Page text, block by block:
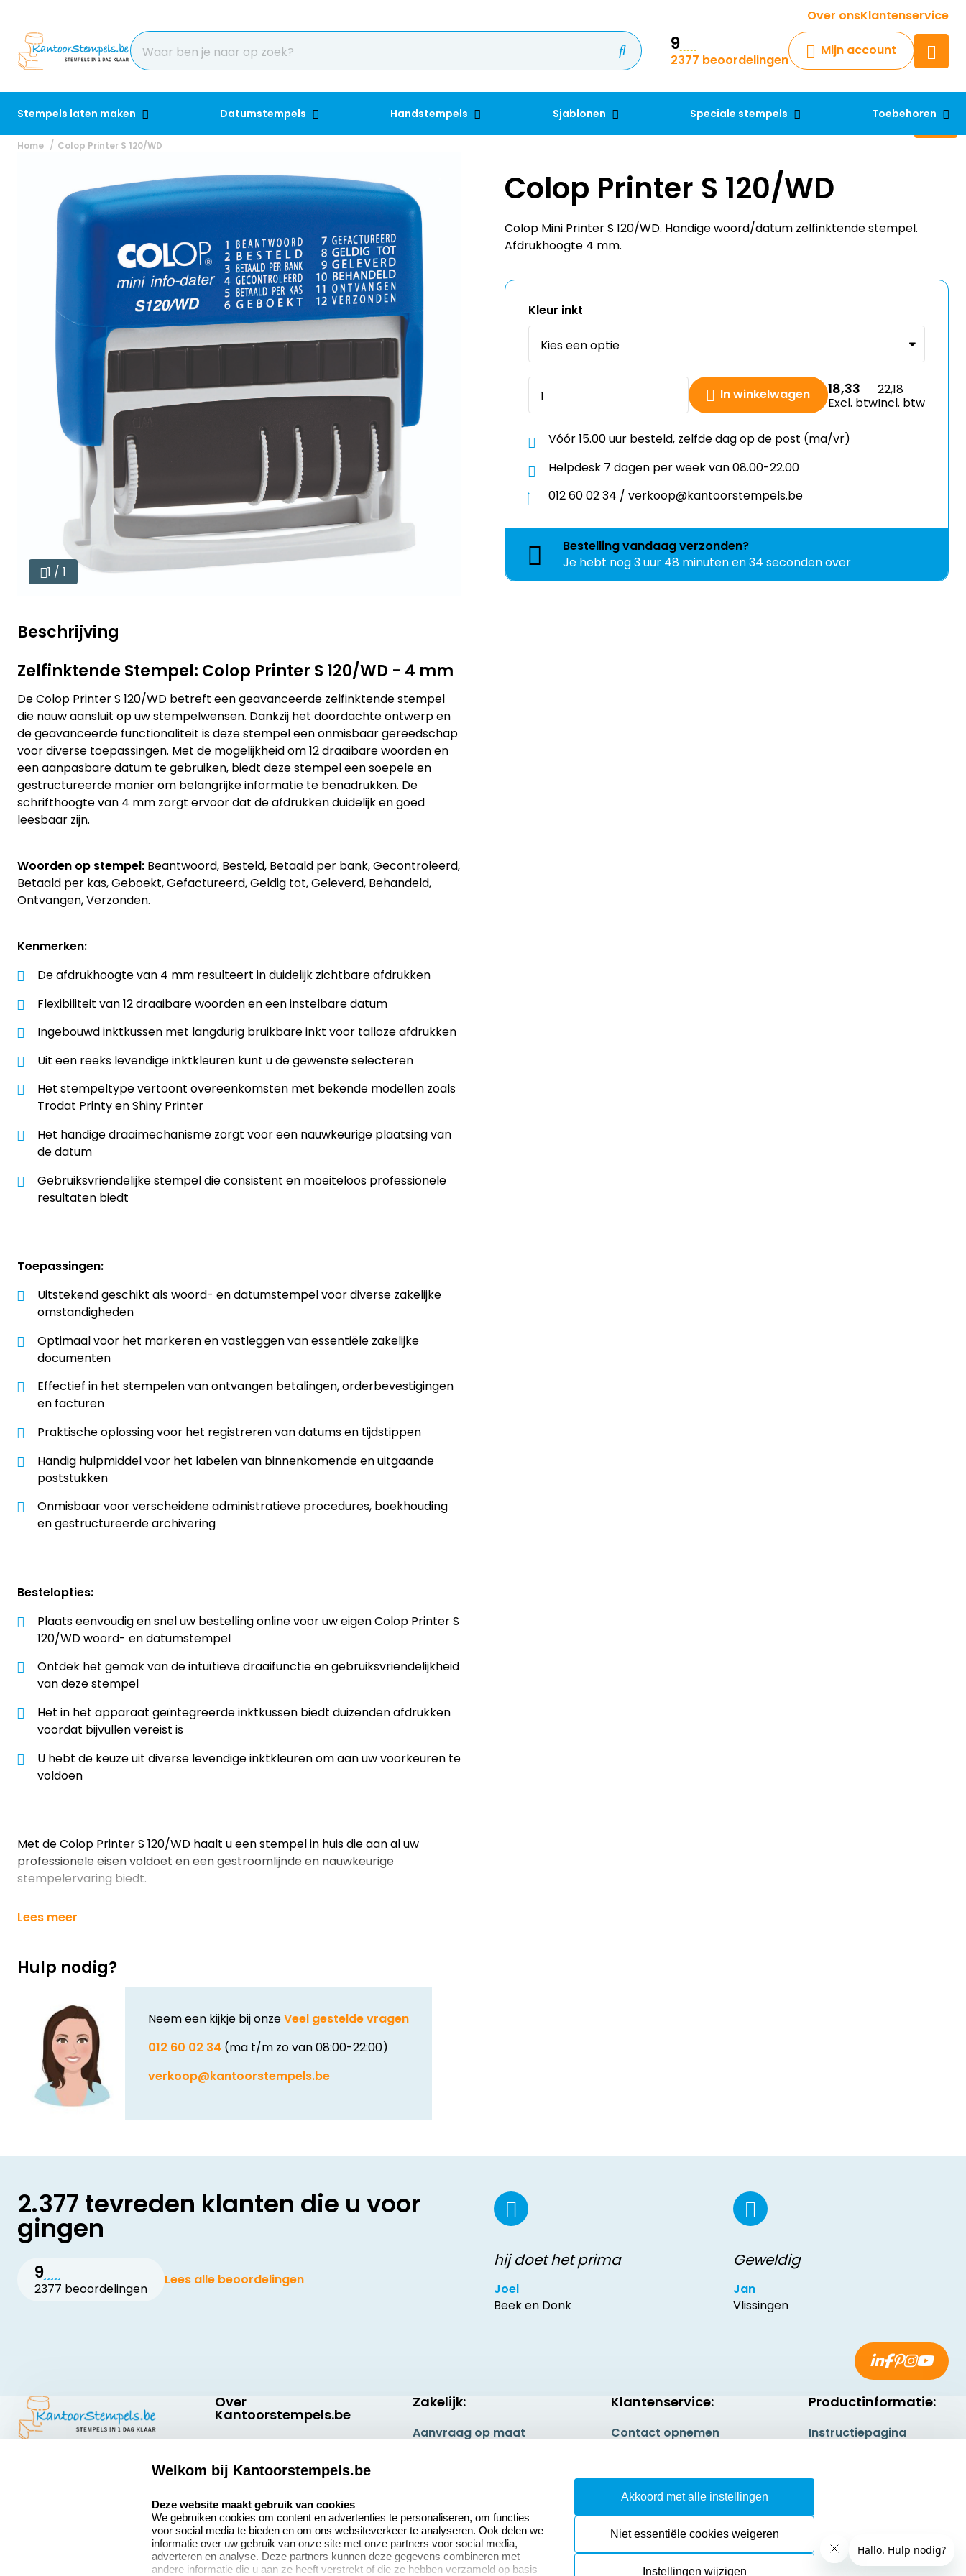
Over onsKlantenservice
9
2377 beoordelingen
Mijn account
Stempels laten maken Datumstempels Handstempels Sjablonen Speciale stempels Toebehoren
Krijg een antwoord op uw vraag
Chatbot
Chat 24/7 met onze chatbot
Contact
Home Colop Printer S 120/WD
1 / 1
Beschrijving
Zelfinktende Stempel: Colop Printer S 120/WD - 4 mm
De Colop Printer S 120/WD betreft een geavanceerde zelfinktende stempel
die nauw aansluit op uw stempelwensen. Dankzij het doordachte ontwerp en
de geavanceerde functionaliteit is deze stempel een onmisbaar gereedschap
voor diverse toepassingen. Met de mogelijkheid om 12 draaibare woorden en
een aanpasbare datum te gebruiken, biedt deze stempel een soepele en
gestructureerde manier om belangrijke informatie te benadrukken. De
schrifthoogte van 4 mm zorgt ervoor dat de afdrukken duidelijk en goed
leesbaar zijn.
Woorden op stempel: Beantwoord, Besteld, Betaald per bank, Gecontroleerd,
Betaald per kas, Geboekt, Gefactureerd, Geldig tot, Geleverd, Behandeld,
Ontvangen, Verzonden.
Kenmerken:
De afdrukhoogte van 4 mm resulteert in duidelijk zichtbare afdrukken
Flexibiliteit van 12 draaibare woorden en een instelbare datum
Ingebouwd inktkussen met langdurig bruikbare inkt voor talloze afdrukken
Uit een reeks levendige inktkleuren kunt u de gewenste selecteren
Het stempeltype vertoont overeenkomsten met bekende modellen zoals
Trodat Printy en Shiny Printer
Het handige draaimechanisme zorgt voor een nauwkeurige plaatsing van
de datum
Gebruiksvriendelijke stempel die consistent en moeiteloos professionele
resultaten biedt
Toepassingen:
Uitstekend geschikt als woord- en datumstempel voor diverse zakelijke
omstandigheden
Optimaal voor het markeren en vastleggen van essentiële zakelijke
documenten
Effectief in het stempelen van ontvangen betalingen, orderbevestigingen
en facturen
Praktische oplossing voor het registreren van datums en tijdstippen
Handig hulpmiddel voor het labelen van binnenkomende en uitgaande
poststukken
Onmisbaar voor verscheidene administratieve procedures, boekhouding
en gestructureerde archivering
Bestelopties:
Plaats eenvoudig en snel uw bestelling online voor uw eigen Colop Printer S
120/WD woord- en datumstempel
Ontdek het gemak van de intuïtieve draaifunctie en gebruiksvriendelijkheid
van deze stempel
Het in het apparaat geïntegreerde inktkussen biedt duizenden afdrukken
voordat bijvullen vereist is
U hebt de keuze uit diverse levendige inktkleuren om aan uw voorkeuren te
voldoen
Met de Colop Printer S 120/WD haalt u een stempel in huis die aan al uw
professionele eisen voldoet en een gestroomlijnde en nauwkeurige
stempelervaring biedt.
Lees meer
Hulp nodig?
Neem een kijkje bij onzeVeel gestelde vragen
012 60 02 34 (ma t/m zo van 08:00-22:00)
verkoop@kantoorstempels.be
Colop Printer S 120/WD
Colop Mini Printer S 120/WD. Handige woord/datum zelfinktende stempel.
Afdrukhoogte 4 mm.
18,33
Excl. btw
22,18
Vóór 15.00 uur besteld, zelfde dag op de post (ma/vr)
Helpdesk 7 dagen per week van 08.00-22.00
012 60 02 34 / verkoop@kantoorstempels.be
Bestellingvandaagverzonden?
Je hebt nog3 uur 48 minuten en 33 seconden over
2.377 tevreden klanten die u voor
gingen
9
2377 beoordelingen
Lees alle beoordelingen
hij doet het prima
Joel
Beek en Donk
Geweldig
Jan
Vlissingen
Kantoorstempels.be
Over
Kantoorstempels.be
Bedrijfsgegevens
Extra informatie
Onze vacatures
Zakelijk:
Aanvraag op maat
Klantenservice:
Contact opnemen
Herroepingsrecht
Productinformatie:
Instructiepagina
Safety Sheets
Sitemap
Welkom bij Kantoorstempels.be
Deze website maakt gebruik van cookies
We gebruiken cookies om content en advertenties te personaliseren, om functies
voor social media te bieden en om ons websiteverkeer te analyseren. Ook delen we
informatie over uw gebruik van onze site met onze partners voor social media,
adverteren en analyse. Deze partners kunnen deze gegevens combineren met
andere informatie die u aan ze heeft verstrekt of die ze hebben verzameld op basis
Akkoord met alle instellingen
Niet essentiële cookies weigeren
Instellingen wijzigen